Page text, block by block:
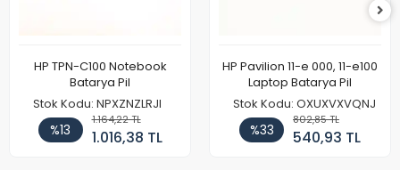
HP TPN-C100 Notebook
Batarya Pil
Stok Kodu: NPXZNZLRJI
%13
1.164,22 TL
1.016,38 TL
HP Pavilion 11-e 000, 11-e100
Laptop Batarya Pil
Stok Kodu: OXUXVXVQNJ
%33
802,85 TL
540,93 TL